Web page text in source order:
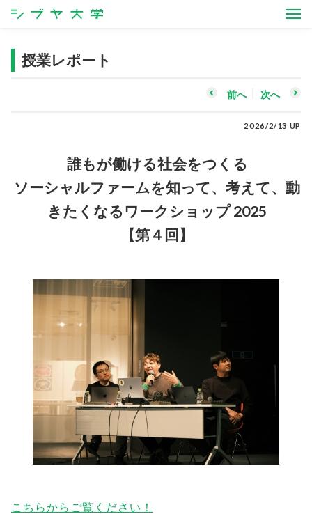
シブヤ大学
授業レポート
前へ 次へ
2026/2/13 UP
誰もが働ける社会をつくる
ソーシャルファームを知って、考えて、動
きたくなるワークショップ 2025
【第４回】
こちらからご覧ください！